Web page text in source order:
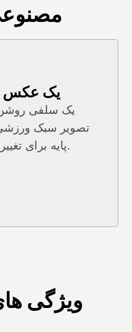
یک عکس
یک سلفی
تصویر سبک ورزشی
پایه برای تغییر لباس فوتبال خود استفاده کنید.
ویژگی